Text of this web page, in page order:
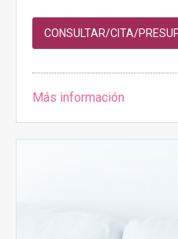
CONSULTAR/CITA/
Más información